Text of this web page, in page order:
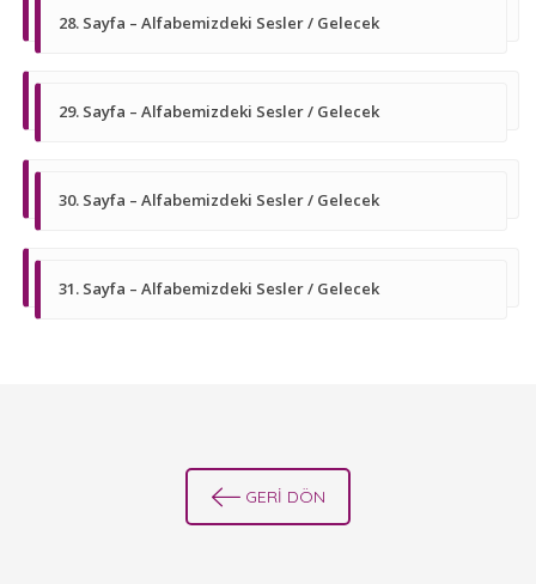
28. Sayfa – Alfabemizdeki Sesler / Gelecek
29. Sayfa – Alfabemizdeki Sesler / Gelecek
30. Sayfa – Alfabemizdeki Sesler / Gelecek
31. Sayfa – Alfabemizdeki Sesler / Gelecek
GERİ DÖN